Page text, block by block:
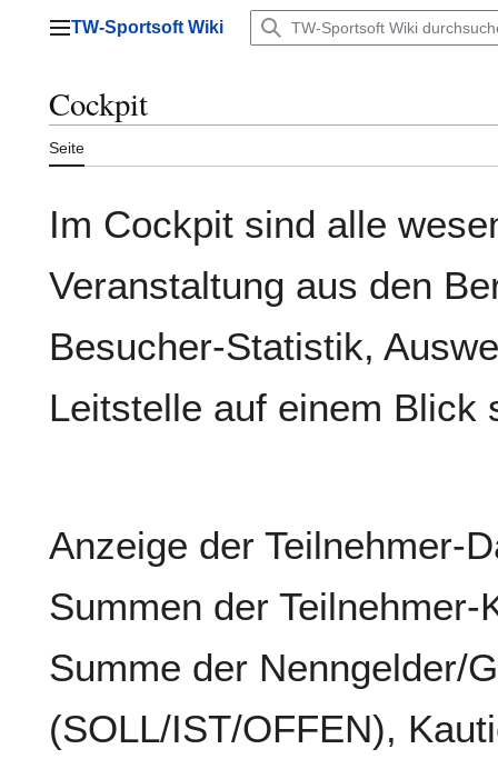
Hauptmenü
TW-Sportsoft Wiki
Cockpit
Seite
Im Cockpit sind alle
Veranstaltung aus den
Besucher-Statistik,
Leitstelle auf einem Blick
Anzeige der Teilnehmer-
Summen der
Summe der Nenngelder/
(SOLL/IST/OFFEN),